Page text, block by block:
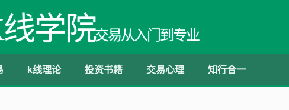
学院交易从入门到专业
k线理论 投资书籍 交易心理 知行合一